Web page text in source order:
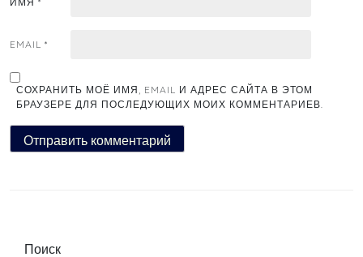
EMAIL *
СОХРАНИТЬ МОЁ ИМЯ, EMAIL И АДРЕС САЙТА В ЭТОМ
БРАУЗЕРЕ ДЛЯ ПОСЛЕДУЮЩИХ МОИХ КОММЕНТАРИЕВ.
Поиск